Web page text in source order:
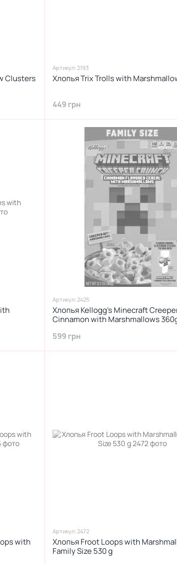
Clusters
Артикул: 2193
Хлопья Trix Trolls with
449 грн
Артикул: 2425
Хлопья Kellogg's Minecraft
Cinnamon with Marshmallows
599 грн
with
Артикул: 2472
Хлопья Froot Loops with
Family Size 530 g